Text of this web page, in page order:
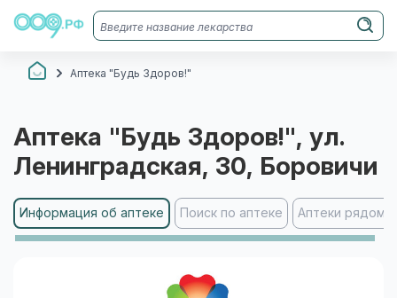
Аптека "Будь Здоров!"
Аптека "Будь Здоров!", ул.
Ленинградская, 30, Боровичи
Информация об аптеке Поиск по аптеке Аптеки рядом